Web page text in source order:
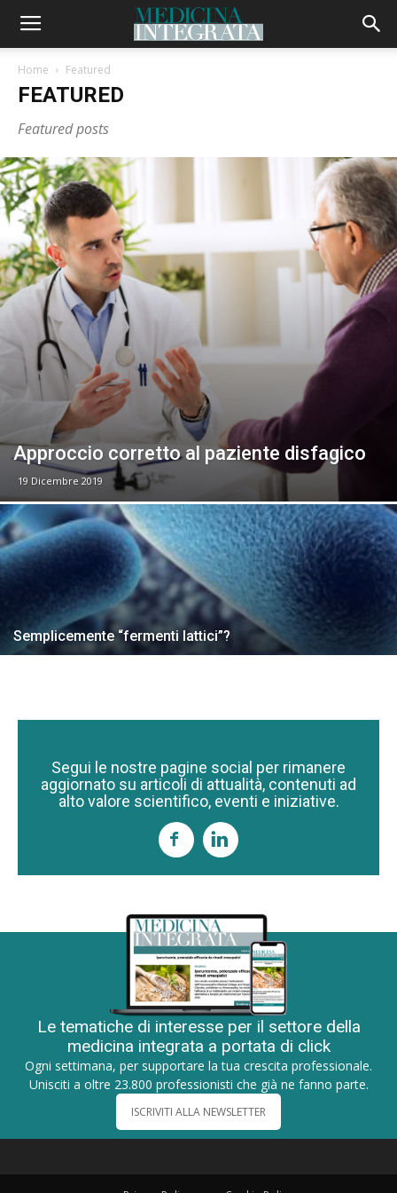
Home Featured
FEATURED
Featured posts
Approccio corretto al paziente disfagico
19 Dicembre 2019
Semplicemente “fermenti lattici”?
Segui le nostre pagine social per rimanere
aggiornato su articoli di attualità, contenuti ad
alto valore scientifico, eventi e iniziative.
Le tematiche di interesse per il settore della
medicina integrata a portata di click
Ogni settimana, per supportare la tua crescita professionale.
Unisciti a oltre 23.800 professionisti che già ne fanno parte.
ISCRIVITI ALLA NEWSLETTER